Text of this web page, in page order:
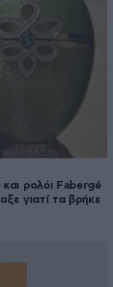
ρολόι Fabergé
γιατί τα βρήκε